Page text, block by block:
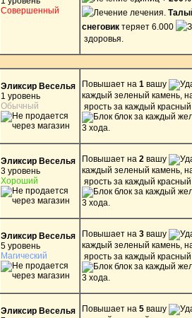
Совершенный
лечения.
снеговик теряет 6.000
здоровья.
Эликсир Веселья
1 уровень
Обычный
Повышает на 1 вашу
каждый зеленый камень,
ярость за каждый
блок за каждый
3 хода.
Эликсир Веселья
3 уровень
Хороший
Повышает на 2 вашу
каждый зеленый камень,
ярость за каждый
блок за каждый
3 хода.
Эликсир Веселья
5 уровень
Магический
Повышает на 3 вашу
каждый зеленый камень,
ярость за каждый
блок за каждый
3 хода.
Эликсир Веселья
Повышает на 5 вашу